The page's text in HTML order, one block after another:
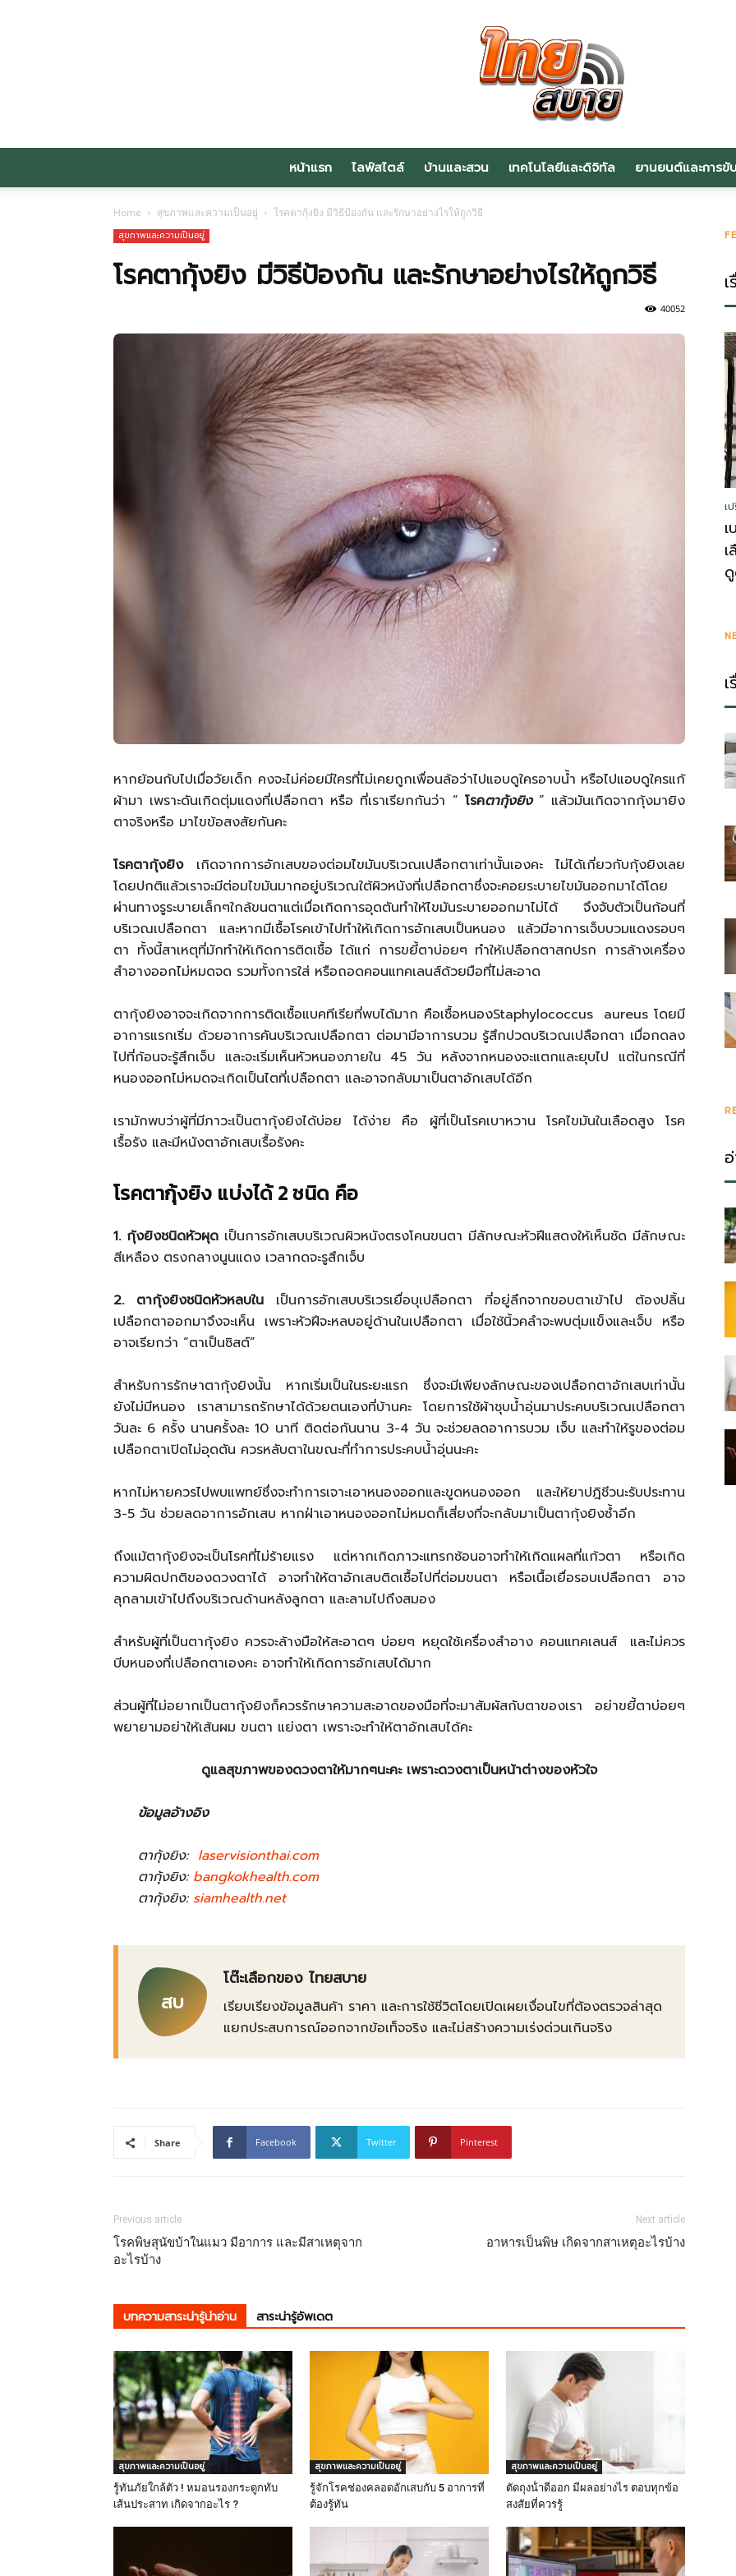
สบาย(ดอท)คอม
หน้าแรก ไลฟ์สไตล์ บ้านและสวน เทคโนโลยีและดิจิทัล ยานยนต์และการขั
Home สุขภาพและความเป็นอยู่ โรคตากุ้งยิง มีวิธีป้องกัน และรักษาอย่างไรให้ถูกวิธี
สุขภาพและความเป็นอยู่
โรคตากุ้งยิง มีวิธีป้องกัน และรักษาอย่างไรให้ถูกวิธี
40052
หากย้อนกับไปเมื่อวัยเด็ก คงจะไม่ค่อยมีใครที่ไม่เคยถูกเพื่อนล้อว่าไปแอบดูใครอาบน้ำ หรือไปแอบดูใครแก้
ผ้ามา เพราะดันเกิดตุ่มแดงที่เปลือกตา หรือ ที่เราเรียกกันว่า “ โรคตากุ้งยิง ” แล้วมันเกิดจากกุ้งมายิง
ตาจริงหรือ มาไขข้อสงสัยกันคะ
โรคตากุ้งยิง
เกิดจากการอักเสบของต่อมไขมันบริเวณเปลือกตาเท่านั้นเองคะ ไม่ได้เกี่ยวกับกุ้งยิงเลย
โดยปกติแล้วเราจะมีต่อมไขมันมากอยู่บริเวณใต้ผิวหนังที่เปลือกตาซึ่งจะคอยระบายไขมันออกมาได้โดย
ผ่านทางรูระบายเล็กๆใกล้ขนตาแต่เมื่อเกิดการอุดตันทำให้ไขมันระบายออกมาไม่ได้ จึงจับตัวเป็นก้อนที่
บริเวณเปลือกตา และหากมีเชื้อโรคเข้าไปทำให้เกิดการอักเสบเป็นหนอง แล้วมีอาการเจ็บบวมแดงรอบๆ
ตา ทั้งนี้สาเหตุที่มักทำให้เกิดการติดเชื้อ ได้แก่ การขยี้ตาบ่อยๆ ทำให้เปลือกตาสกปรก การล้างเครื่อง
สำอางออกไม่หมดจด รวมทั้งการใส่ หรือถอดคอนแทคเลนส์ด้วยมือที่ไม่สะอาด
ตากุ้งยิงอาจจะเกิดจากการติดเชื้อแบคทีเรียที่พบได้มาก คือเชื้อหนองStaphylococcus aureus โดยมี
อาการแรกเริ่ม ด้วยอาการคันบริเวณเปลือกตา ต่อมามีอาการบวม รู้สึกปวดบริเวณเปลือกตา เมื่อกดลง
ไปที่ก้อนจะรู้สึกเจ็บ และจะเริ่มเห็นหัวหนองภายใน 45 วัน หลังจากหนองจะแตกและยุบไป แต่ในกรณีที่
หนองออกไม่หมดจะเกิดเป็นไตที่เปลือกตา และอาจกลับมาเป็นตาอักเสบได้อีก
เรามักพบว่าผู้ที่มีภาวะเป็นตากุ้งยิงได้บ่อย ได้ง่าย คือ ผู้ที่เป็นโรคเบาหวาน โรคไขมันในเลือดสูง โรค
เรื้อรัง และมีหนังตาอักเสบเรื้อรังคะ
โรคตากุ้งยิง แบ่งได้ 2 ชนิด คือ
1. กุ้งยิงชนิดหัวผุด เป็นการอักเสบบริเวณผิวหนังตรงโคนขนตา มีลักษณะหัวฝีแสดงให้เห็นชัด มีลักษณะ
สีเหลือง ตรงกลางนูนแดง เวลากดจะรูสึกเจ็บ
2. ตากุ้งยิงชนิดหัวหลบใน เป็นการอักเสบบริเวรเยื่อบุเปลือกตา ที่อยู่ลึกจากขอบตาเข้าไป ต้องปลิ้น
เปลือกตาออกมาจึงจะเห็น เพราะหัวฝีจะหลบอยู่ด้านในเปลือกตา เมื่อใช้นิ้วคลำจะพบตุ่มแข็งและเจ็บ หรือ
อาจเรียกว่า “ตาเป็นซิสต์”
สำหรับการรักษาตากุ้งยิงนั้น หากเริ่มเป็นในระยะแรก ซึ่งจะมีเพียงลักษณะของเปลือกตาอักเสบเท่านั้น
ยังไม่มีหนอง เราสามารถรักษาได้ด้วยตนเองที่บ้านคะ โดยการใช้ผ้าชุบน้ำอุ่นมาประคบบริเวณเปลือกตา
วันละ 6 ครั้ง นานครั้งละ 10 นาที ติดต่อกันนาน 3-4 วัน จะช่วยลดอาการบวม เจ็บ และทำให้รูของต่อม
เปลือกตาเปิดไม่อุดตัน ควรหลับตาในขณะที่ทำการประคบน้ำอุ่นนะคะ
หากไม่หายควรไปพบแพทย์ซึ่งจะทำการเจาะเอาหนองออกและขูดหนองออก และให้ยาปฎิชีวนะรับประทาน
3-5 วัน ช่วยลดอาการอักเสบ หากฝ่าเอาหนองออกไม่หมดก็เสี่ยงที่จะกลับมาเป็นตากุ้งยิงซ้ำอีก
ถึงแม้ตากุ้งยิงจะเป็นโรคที่ไม่ร้ายแรง แต่หากเกิดภาวะแทรกซ้อนอาจทำให้เกิดแผลที่แก้วตา หรือเกิด
ความผิดปกติของดวงตาได้ อาจทำให้ตาอักเสบติดเชื้อไปที่ต่อมขนตา หรือเนื้อเยื่อรอบเปลือกตา อาจ
ลุกลามเข้าไปถึงบริเวณด้านหลังลูกตา และลามไปถึงสมอง
สำหรับผู้ที่เป็นตากุ้งยิง ควรจะล้างมือให้สะอาดๆ บ่อยๆ หยุดใช้เครื่องสำอาง คอนแทคเลนส์ และไม่ควร
บีบหนองที่เปลือกตาเองคะ อาจทำให้เกิดการอักเสบได้มาก
ส่วนผู้ที่ไม่อยากเป็นตากุ้งยิงก็ควรรักษาความสะอาดของมือที่จะมาสัมผัสกับตาของเรา อย่าขยี้ตาบ่อยๆ
พยายามอย่าให้เส้นผม ขนตา แย่งตา เพราะจะทำให้ตาอักเสบได้คะ
ดูแลสุขภาพของดวงตาให้มากๆนะคะ เพราะดวงตาเป็นหน้าต่างของหัวใจ
ข้อมูลอ้างอิง
ตากุ้งยิง: laservisionthai.com
ตากุ้งยิง: bangkokhealth.com
ตากุ้งยิง: siamhealth.net
สบ
โต๊ะเลือกของ ไทยสบาย
เรียบเรียงข้อมูลสินค้า ราคา และการใช้ชีวิตโดยเปิดเผยเงื่อนไขที่ต้องตรวจล่าสุด
แยกประสบการณ์ออกจากข้อเท็จจริง และไม่สร้างความเร่งด่วนเกินจริง
Share Facebook Twitter Pinterest
Previous article
โรคพิษสุนัขบ้าในแมว มีอาการ และมีสาเหตุจาก
อะไรบ้าง
Next article
อาหารเป็นพิษ เกิดจากสาเหตุอะไรบ้าง
บทความสาระน่ารู้น่าอ่าน สาระน่ารู้อัพเดต
สุขภาพและความเป็นอยู่
รู้ทันภัยใกล้ตัว ! หมอนรองกระดูกทับ
เส้นประสาท เกิดจากอะไร ?
สุขภาพและความเป็นอยู่
รู้จักโรคช่องคลอดอักเสบกับ 5 อาการที่
ต้องรู้ทัน
สุขภาพและความเป็นอยู่
ตัดถุงน้ําดีออก มีผลอย่างไร ตอบทุกข้อ
สงสัยที่ควรรู้
เ